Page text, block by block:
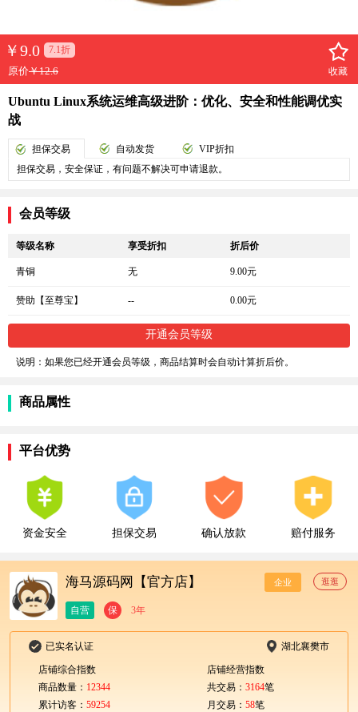
￥9.0 7.1折
原价￥12.6 收藏
Ubuntu Linux系统运维高级进阶：优化、安全和性能调优实
战
担保交易 自动发货
VIP折扣
担保交易，安全保证，有问题不解决可申请退款。
会员等级
等级名称 享受折扣 折后价
青铜 无 9.00元
赞助【至尊宝】 -- 0.00元
开通会员等级
说明：如果您已经开通会员等级，商品结算时会自动计算折后价。
商品属性
平台优势
资金安全 担保交易 确认放款 赔付服务
海马源码网【官方店】 企业 逛逛
自营 保 3年
已实名认证 湖北襄樊市
店铺综合指数
商品数量： 12344
累计访客： 59254
店铺经营指数
共交易： 3164笔
月交易： 58笔